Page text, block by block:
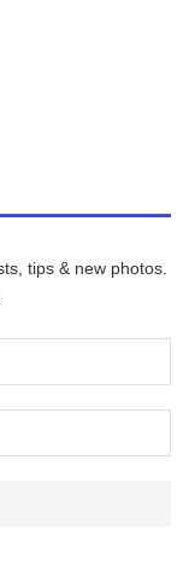
tips & new photos.